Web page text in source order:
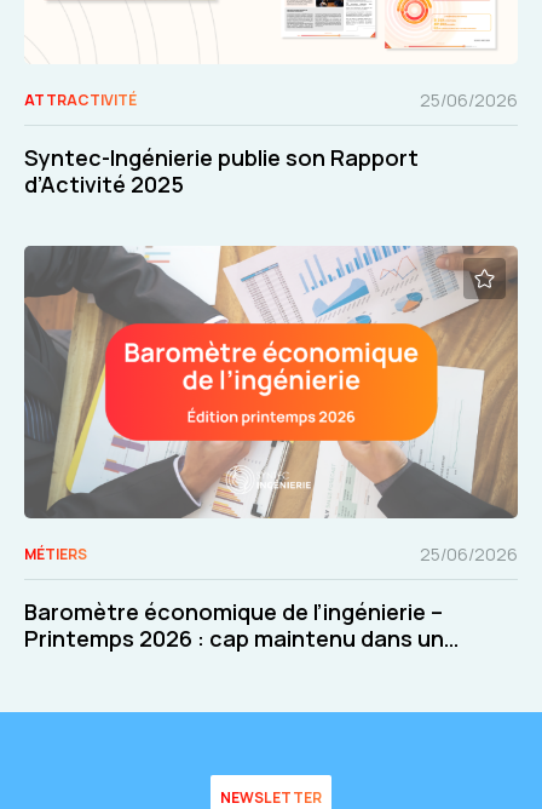
ATTRACTIVITÉ 25/06/2026
Syntec-Ingénierie publie son Rapport
d’Activité 2025
MÉTIERS 25/06/2026
Baromètre économique de l’ingénierie –
Printemps 2026 : cap maintenu dans un
NEWSLETTER